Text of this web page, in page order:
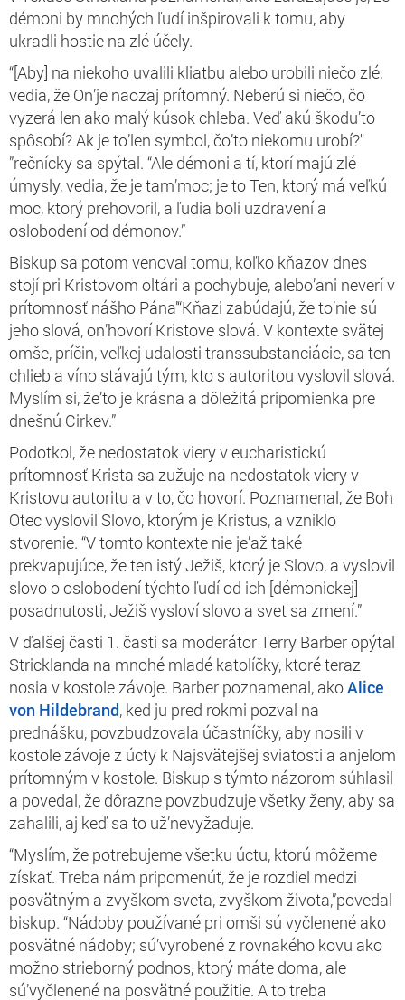
démoni by mnohých ľudí inšpirovali k tomu, aby
ukradli hostie na zlé účely.
“[Aby] na niekoho uvalili kliatbu alebo urobili niečo zlé,
vedia, že On’je naozaj prítomný. Neberú si niečo, čo
vyzerá len ako malý kúsok chleba. Veď akú škodu’to
spôsobí? Ak je to’len symbol, čo’to niekomu urobí?"
”rečnícky sa spýtal. “Ale démoni a tí, ktorí majú zlé
úmysly, vedia, že je tam’moc; je to Ten, ktorý má veľkú
moc, ktorý prehovoril, a ľudia boli uzdravení a
oslobodení od démonov.”
Biskup sa potom venoval tomu, koľko kňazov dnes
stojí pri Kristovom oltári a pochybuje, alebo’ani neverí v
prítomnosť nášho Pána’“Kňazi zabúdajú, že to’nie sú
jeho slová, on’hovorí Kristove slová. V kontexte svätej
omše, príčin, veľkej udalosti transsubstanciácie, sa ten
chlieb a víno stávajú tým, kto s autoritou vyslovil slová.
Myslím si, že’to je krásna a dôležitá pripomienka pre
dnešnú Cirkev.”
Podotkol, že nedostatok viery v eucharistickú
prítomnosť Krista sa zužuje na nedostatok viery v
Kristovu autoritu a v to, čo hovorí. Poznamenal, že Boh
Otec vyslovil Slovo, ktorým je Kristus, a vzniklo
stvorenie. “V tomto kontexte nie je’až také
prekvapujúce, že ten istý Ježiš, ktorý je Slovo, a vyslovil
slovo o oslobodení týchto ľudí od ich [démonickej]
posadnutosti, Ježiš vysloví slovo a svet sa zmení.”
V ďalšej časti 1. časti sa moderátor Terry Barber opýtal
Stricklanda na mnohé mladé katolíčky, ktoré teraz
nosia v kostole závoje. Barber poznamenal, akoAlice
von Hildebrand, ked ju pred rokmi pozval na
prednášku, povzbudzovala účastníčky, aby nosili v
kostole závoje z úcty k Najsvätejšej sviatosti a anjelom
prítomným v kostole. Biskup s týmto názorom súhlasil
a povedal, že dôrazne povzbudzuje všetky ženy, aby sa
zahalili, aj keď sa to už’nevyžaduje.
“Myslím, že potrebujeme všetku úctu, ktorú môžeme
získať. Treba nám pripomenúť, že je rozdiel medzi
posvätným a zvyškom sveta, zvyškom života,”povedal
biskup. “Nádoby používané pri omši sú vyčlenené ako
posvätné nádoby; sú’vyrobené z rovnakého kovu ako
možno strieborný podnos, ktorý máte doma, ale
sú’vyčlenené na posvätné použitie. A to treba